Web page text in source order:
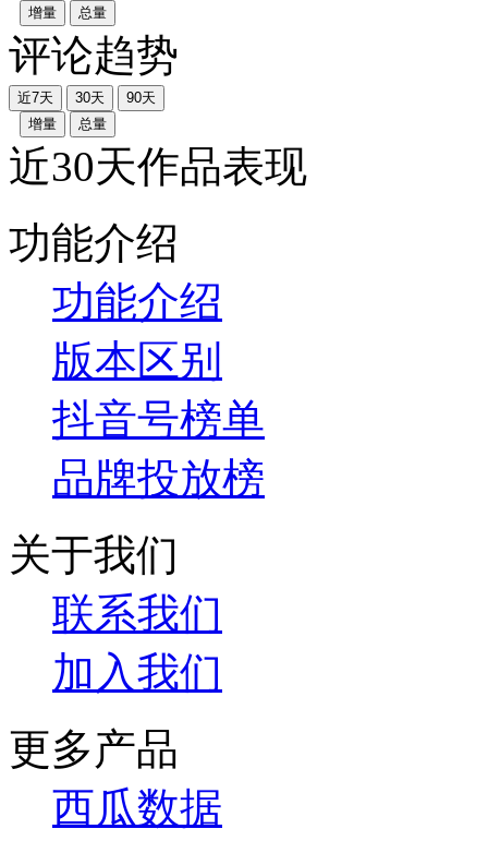
增量 总量
评论趋势
近7天 30天
90天
增量
总量
近30天作品表现
功能介绍
功能介绍
版本区别
抖音号榜单
品牌投放榜
关于我们
联系我们
加入我们
更多产品
西瓜数据